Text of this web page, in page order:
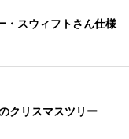
・スウィフトさん仕様
クリスマスツリー